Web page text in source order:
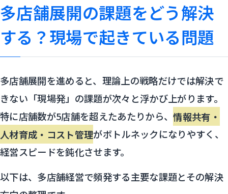
多店舗展開の課題をどう解決
する？現場で起きている問題
多店舗展開を進めると、理論上の戦略だけでは解決で
きない「現場発」の課題が次々と浮かび上がります。
特に店舗数が5店舗を超えたあたりから、情報共有・
人材育成・コスト管理がボトルネックになりやすく、
経営スピードを鈍化させます。
以下は、多店舗経営で頻発する主要な課題とその解決